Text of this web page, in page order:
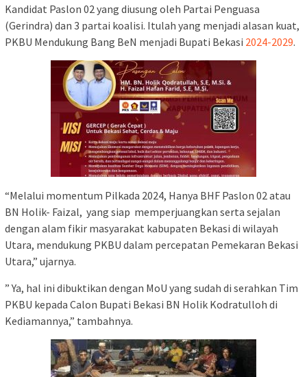
Kandidat Paslon 02 yang diusung oleh Partai Penguasa
(Gerindra) dan 3 partai koalisi. Itulah yang menjadi alasan kuat,
PKBU Mendukung Bang BeN menjadi Bupati Bekasi 2024-2029.
“Melalui momentum Pilkada 2024, Hanya BHF Paslon 02 atau
BN Holik- Faizal, yang siap memperjuangkan serta sejalan
dengan alam fikir masyarakat kabupaten Bekasi di wilayah
Utara, mendukung PKBU dalam percepatan Pemekaran Bekasi
Utara,” ujarnya.
” Ya, hal ini dibuktikan dengan MoU yang sudah di serahkan Tim
PKBU kepada Calon Bupati Bekasi BN Holik Kodratulloh di
Kediamannya,” tambahnya.